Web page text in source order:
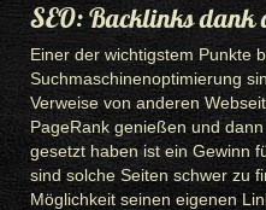
SEO: Backlinks dank
Einer der wichtigstem Punkte
Suchmaschinenoptimierung
Verweise von anderen
PageRank genießen und
gesetzt haben ist ein Gewinn
sind solche Seiten schwer zu
Möglichkeit seinen eigenen